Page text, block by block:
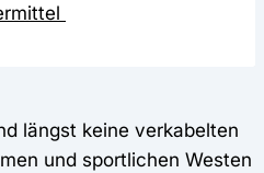
längst keine verkabelten
und sportlichen Westen